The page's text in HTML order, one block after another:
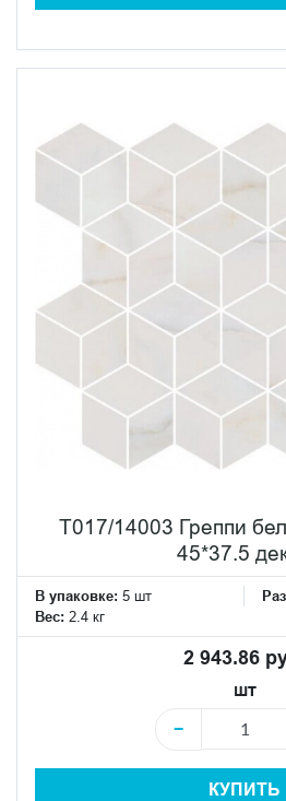
T017/14003 Греппи
45*37.5
В упаковке: 5 шт
Вес: 2.4 кг
2 943.86
шт
−
КУПИТЬ